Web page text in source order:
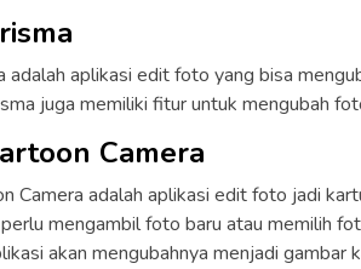
adalah aplikasi edit foto yang bisa
juga memiliki fitur untuk mengubah
Camera
Camera adalah aplikasi edit foto jadi
mengambil foto baru atau memilih
akan mengubahnya menjadi gambar